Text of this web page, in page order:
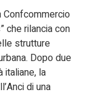
Confcommercio
che rilancia con
strutture
Dopo due
italiane, la
di una